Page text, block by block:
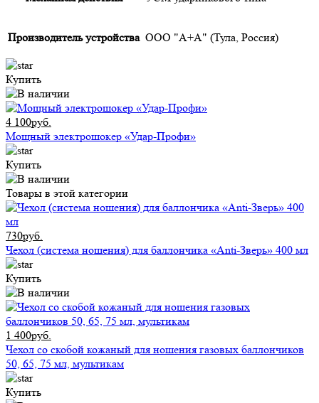
Производитель устройства ООО "А+А" (Тула, Россия)
Купить
4 100руб.
Мощный электрошокер «Удар-Профи»
Купить
Товары в этой категории
730руб.
Чехол (система ношения) для баллончика «Anti-Зверь» 400 мл
Купить
1 400руб.
Чехол со скобой кожаный для ношения газовых баллончиков
50, 65, 75 мл, мультикам
Купить